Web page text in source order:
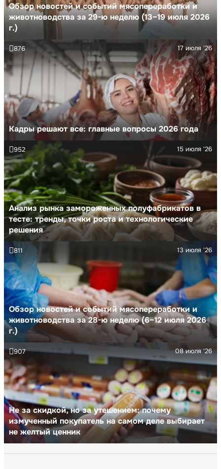
Обзор новостей и событий мясопереработки и
животноводства за 29-ю неделю (13–19 июля 2026
г.)
Кадры решают все: главные вопросы 2026 года
17 июля '26
876
Анализ рынка замороженных полуфабрикатов в
тесте: тренды, точки роста и технологические
решения
15 июля '26
952
Обзор новостей и событий мясопереработки и
животноводства за 28-ю неделю (6–12 июля 2026
г.)
13 июля '26
811
Не за скидкой, но за утешением: почему
измученный покупатель на самом деле выбирает
не желтый ценник
08 июля '26
907